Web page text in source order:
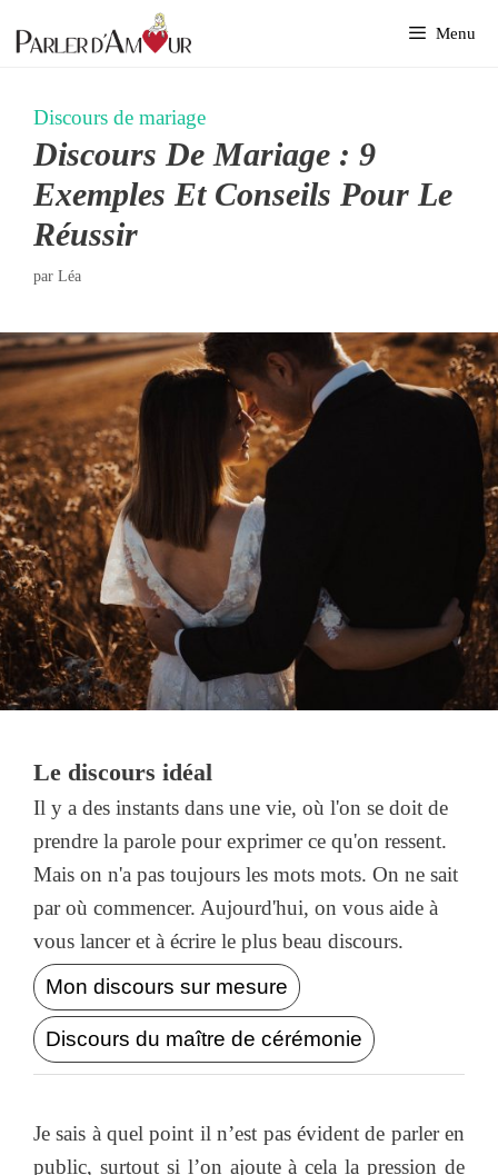
au
Menu
Discours de mariage
Discours De Mariage : 9
Exemples Et Conseils Pour Le
Réussir
par Léa
Le discours idéal
Il y a des instants dans une vie, où l'on se doit de
prendre la parole pour exprimer ce qu'on ressent.
Mais on n'a pas toujours les mots mots. On ne sait
par où commencer. Aujourd'hui, on vous aide à
vous lancer et à écrire le plus beau discours.
Mon discours sur mesure
Discours du maître de cérémonie
Je sais à quel point il n’est pas évident de parler en
public, surtout si l’on ajoute à cela la pression de